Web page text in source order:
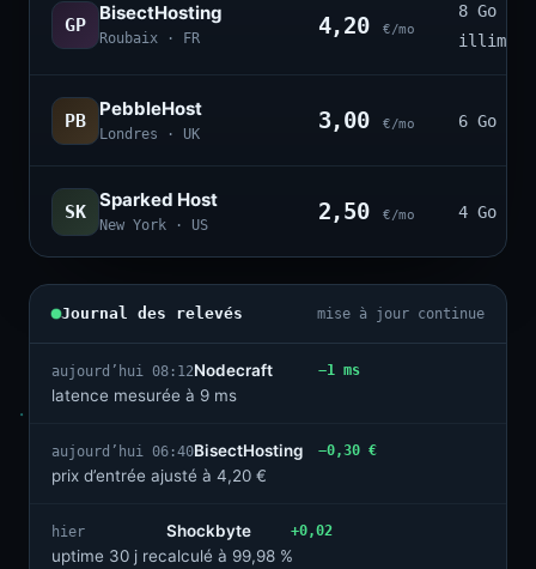
GP
BisectHosting
Roubaix · FR 4,20 €/mo
8 Go ·
PB
PebbleHost
Londres · UK
3,00 €/mo 6 Go ·
SK
Sparked Host
New York · US
2,50 €/mo 4 Go ·
Journal des relevés mise à jour continue
aujourd’hui 08:12Nodecraft
latence mesurée à 9 ms
−1 ms
aujourd’hui 06:40BisectHosting
prix d’entrée ajusté à 4,20 €
−0,30 €
hier
Shockbyte
uptime 30 j recalculé à 99,98 %
+0,02